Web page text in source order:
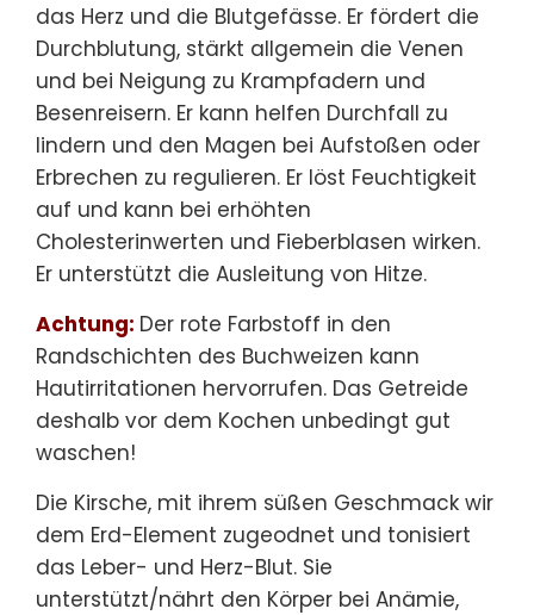
das Herz und die Blutgefässe. Er fördert die
Durchblutung, stärkt allgemein die Venen
und bei Neigung zu Krampfadern und
Besenreisern. Er kann helfen Durchfall zu
lindern und den Magen bei Aufstoßen oder
Erbrechen zu regulieren. Er löst Feuchtigkeit
auf und kann bei erhöhten
Cholesterinwerten und Fieberblasen wirken.
Er unterstützt die Ausleitung von Hitze.
Achtung: Der rote Farbstoff in den
Randschichten des Buchweizen kann
Hautirritationen hervorrufen. Das Getreide
deshalb vor dem Kochen unbedingt gut
waschen!
Die Kirsche, mit ihrem süßen Geschmack wir
dem Erd-Element zugeodnet und tonisiert
das Leber- und Herz-Blut. Sie
unterstützt/nährt den Körper bei Anämie,